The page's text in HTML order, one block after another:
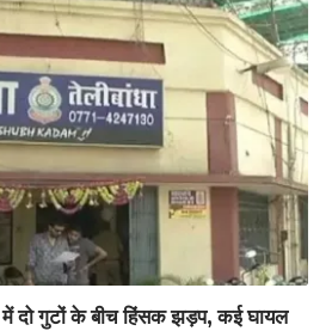
में दो गुटों के बीच हिंसक झड़प, कई घायल